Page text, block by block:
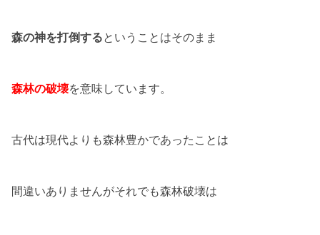
森の神を打倒するということはそのまま
森林の破壊を意味しています。
古代は現代よりも森林豊かであったことは
間違いありませんがそれでも森林破壊は